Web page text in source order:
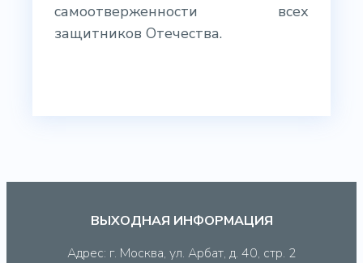
самоотверженности всех
защитников Отечества.
ВЫХОДНАЯ ИНФОРМАЦИЯ
Адрес: г. Москва, ул. Арбат, д. 40, стр. 2